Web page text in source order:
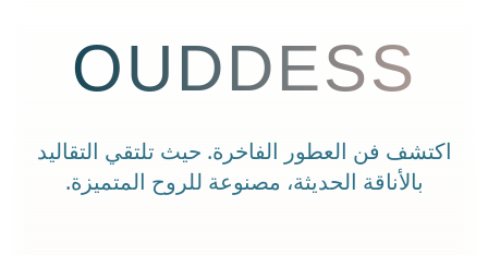
OUDDESS
اكتشف فن العطور الفاخرة. حيث تلتقي التقاليد
بالأناقة الحديثة، مصنوعة للروح المتميزة.